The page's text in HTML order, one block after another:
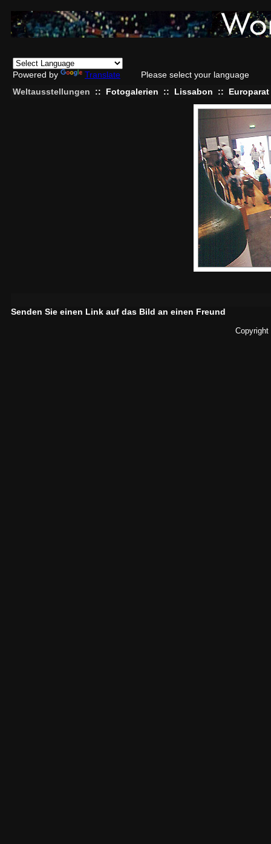
Powered by Translate
Please select your language
Weltausstellungen
:: Fotogalerien :: Lissabon :: Europarat
Senden Sie einen Link auf das Bild an einen Freund